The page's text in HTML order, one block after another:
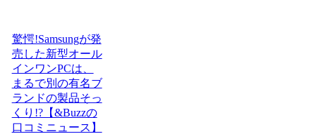
驚愕!Samsungが発
売した新型オール
インワンPCは、
まるで別の有名ブ
ランドの製品そっ
くり!?【&Buzzの
口コミニュース】